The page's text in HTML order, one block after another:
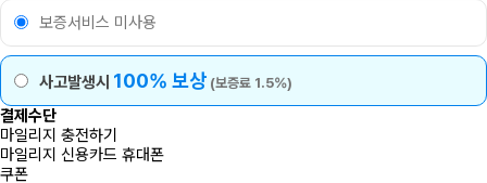
보증서비스 미사용
사고발생시 100% 보상 (보증료 1.5%)
결제수단
마일리지 충전하기
마일리지 신용카드 휴대폰
쿠폰